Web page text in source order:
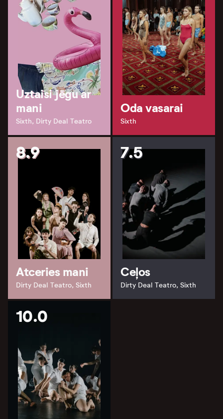
Uztaisi jēgu ar
mani
Sixth, Dirty Deal Teatro
Oda vasarai
Sixth
8.9
Atceries mani
Dirty Deal Teatro, Sixth
7.5
Ceļos
Dirty Deal Teatro, Sixth
10.0